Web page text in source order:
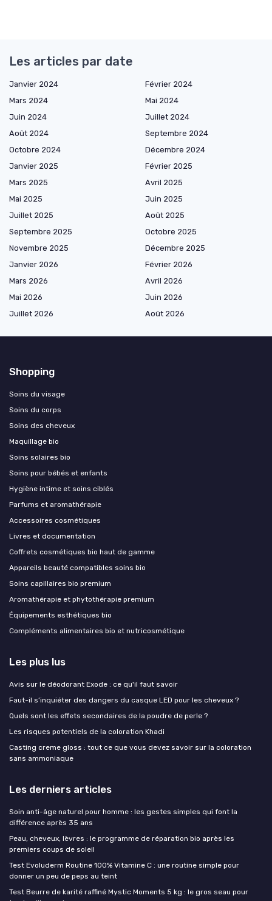
Les articles par date
Janvier 2024
Février 2024
Mars 2024
Mai 2024
Juin 2024
Juillet 2024
Août 2024
Septembre 2024
Octobre 2024
Décembre 2024
Janvier 2025
Février 2025
Mars 2025
Avril 2025
Mai 2025
Juin 2025
Juillet 2025
Août 2025
Septembre 2025
Octobre 2025
Novembre 2025
Décembre 2025
Janvier 2026
Février 2026
Mars 2026
Avril 2026
Mai 2026
Juin 2026
Juillet 2026
Août 2026
Shopping
Soins du visage
Soins du corps
Soins des cheveux
Maquillage bio
Soins solaires bio
Soins pour bébés et enfants
Hygiène intime et soins ciblés
Parfums et aromathérapie
Accessoires cosmétiques
Livres et documentation
Coffrets cosmétiques bio haut de gamme
Appareils beauté compatibles soins bio
Soins capillaires bio premium
Aromathérapie et phytothérapie premium
Équipements esthétiques bio
Compléments alimentaires bio et nutricosmétique
Les plus lus
Avis sur le déodorant Exode : ce qu'il faut savoir
Faut-il s’inquiéter des dangers du casque LED pour les cheveux ?
Quels sont les effets secondaires de la poudre de perle ?
Les risques potentiels de la coloration Khadi
Casting creme gloss : tout ce que vous devez savoir sur la coloration
sans ammoniaque
Les derniers articles
Soin anti-âge naturel pour homme : les gestes simples qui font la
différence après 35 ans
Peau, cheveux, lèvres : le programme de réparation bio après les
premiers coups de soleil
Test Evoluderm Routine 100% Vitamine C : une routine simple pour
donner un peu de peps au teint
Test Beurre de karité raffiné Mystic Moments 5 kg : le gros seau pour